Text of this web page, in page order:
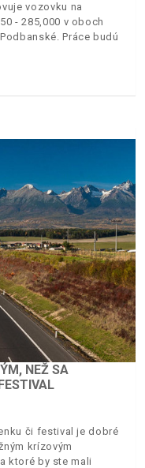
vozovku na
- 285,000 v oboch
Práce budú
NEŽ SA
či festival je dobré
krízovým
ktoré by ste mali